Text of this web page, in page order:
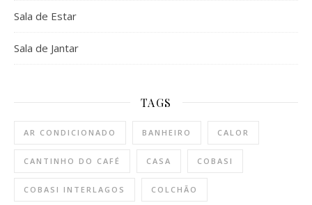
Sala de Estar
Sala de Jantar
TAGS
AR CONDICIONADO BANHEIRO CALOR
CANTINHO DO CAFÉ CASA COBASI
COBASI INTERLAGOS COLCHÃO